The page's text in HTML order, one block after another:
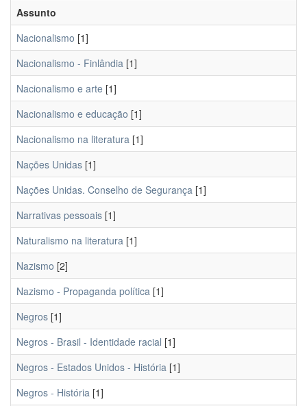
Assunto
Nacionalismo [1]
Nacionalismo - Finlândia [1]
Nacionalismo e arte [1]
Nacionalismo e educação [1]
Nacionalismo na literatura [1]
Nações Unidas [1]
Nações Unidas. Conselho de Segurança [1]
Narrativas pessoais [1]
Naturalismo na literatura [1]
Nazismo [2]
Nazismo - Propaganda política [1]
Negros [1]
Negros - Brasil - Identidade racial [1]
Negros - Estados Unidos - História [1]
Negros - História [1]